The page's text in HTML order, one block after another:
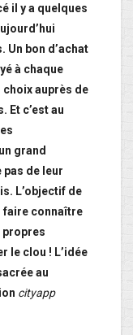
il y a quelques
Un bon d’achat
à chaque
choix auprès de
Et c’est au
grand
de leur
L’objectif de
faire connaître
propres
le clou ! L’idée
au
cityapp